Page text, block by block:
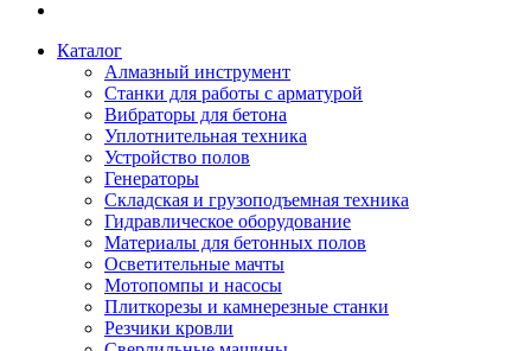
Каталог
Алмазный инструмент
Станки для работы с арматурой
Вибраторы для бетона
Уплотнительная техника
Устройство полов
Генераторы
Складская и грузоподъемная техника
Гидравлическое оборудование
Материалы для бетонных полов
Осветительные мачты
Мотопомпы и насосы
Плиткорезы и камнерезные станки
Резчики кровли